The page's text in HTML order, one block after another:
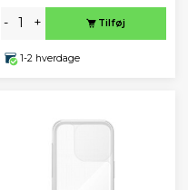
- + Tilføj
1-2 hverdage